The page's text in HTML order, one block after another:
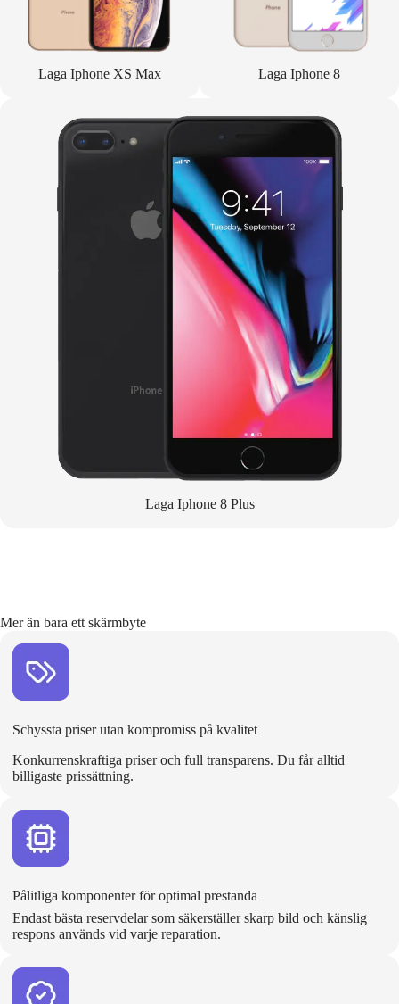
Laga Iphone XS Max Laga Iphone 8
Laga Iphone 8 Plus
Mer än bara ett skärmbyte
Schyssta priser utan kompromiss på kvalitet
Konkurrenskraftiga priser och full transparens. Du får alltid
billigaste prissättning.
Pålitliga komponenter för optimal prestanda
Endast bästa reservdelar som säkerställer skarp bild och känslig
respons används vid varje reparation.